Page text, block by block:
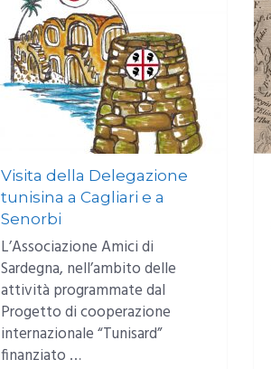
Visita della Delegazione
tunisina a Cagliari e a
Senorbi
L’Associazione Amici di
Sardegna, nell’ambito delle
attività programmate dal
Progetto di cooperazione
internazionale “Tunisard”
finanziato …